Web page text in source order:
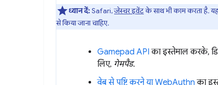
ध्यान दें:Safari,जेस्चर इवेंटके साथ भी काम करता है.
से किया जाना चाहिए.
Gamepad API का इस्तेमाल करके,
लिए, गेमपैड.
वेब से पुष्टि करने या WebAuthn का